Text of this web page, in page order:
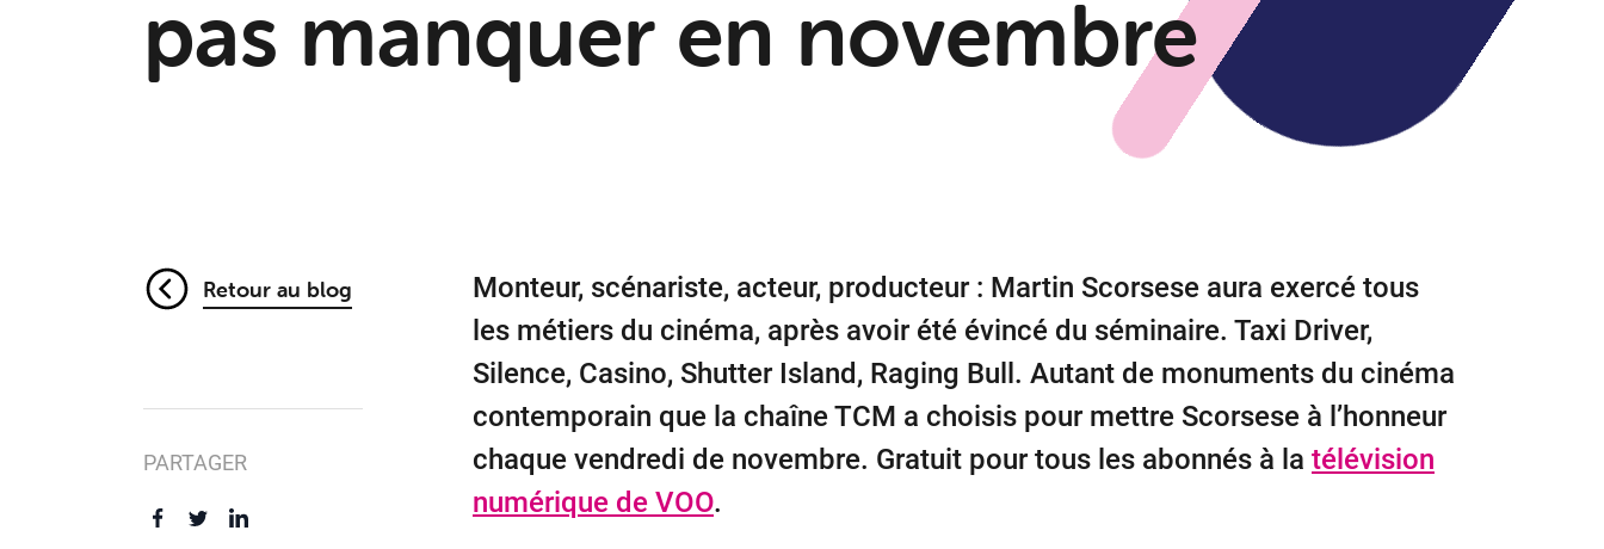
pas manquer en novembre
Monteur, scénariste, acteur, producteur : Martin Scorsese aura exercé tous
les métiers du cinéma, après avoir été évincé du séminaire. Taxi Driver,
Silence, Casino, Shutter Island, Raging Bull. Autant de monuments du cinéma
contemporain que la chaîne TCM a choisis pour mettre Scorsese à l’honneur
chaque vendredi de novembre. Gratuit pour tous les abonnés à la télévision
numérique de VOO.
Retour au blog
PARTAGER